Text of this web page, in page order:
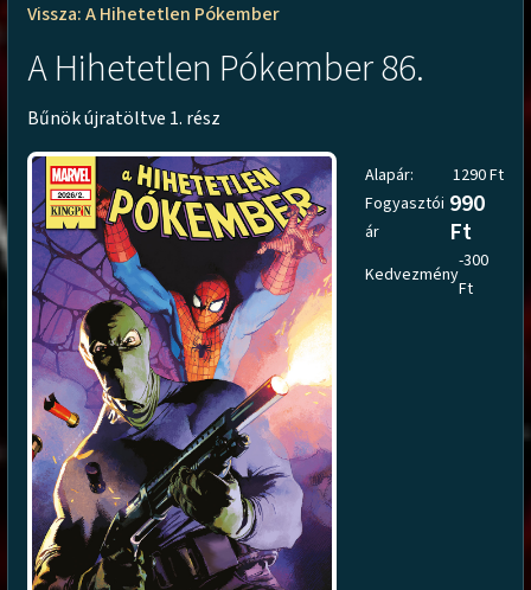
Vissza: A Hihetetlen Pókember
A Hihetetlen Pókember 86.
Bűnök újratöltve 1. rész
Alapár:
1290 Ft
Fogyasztói
ár
990
Ft
Kedvezmény
-300
Ft